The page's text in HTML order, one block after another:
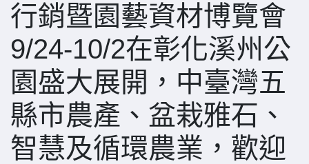
行銷暨園藝資材博覽會
9/24-10/2在彰化溪州公
園盛大展開，中臺灣五
縣市農產、盆栽雅石、
智慧及循環農業，歡迎